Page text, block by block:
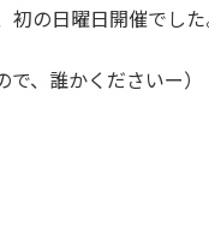
初の日曜日開催でし
で、誰かくださいー）